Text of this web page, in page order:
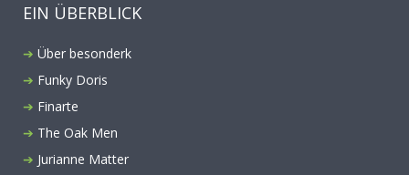
EIN ÜBERBLICK
Über besonderk
Funky Doris
Finarte
The Oak Men
Jurianne Matter